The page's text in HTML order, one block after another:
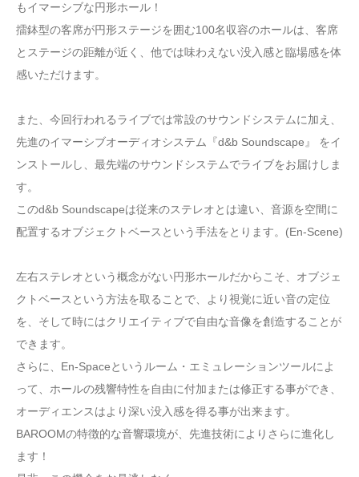
もイマーシブな円形ホール！
擂鉢型の客席が円形ステージを囲む100名収容のホールは、客席
とステージの距離が近く、他では味わえない没入感と臨場感を体
感いただけます。
また、今回行われるライブでは常設のサウンドシステムに加え、
先進のイマーシブオーディオシステム『d&b Soundscape』 をイ
ンストールし、最先端のサウンドシステムでライブをお届けしま
す。
このd&b Soundscapeは従来のステレオとは違い、音源を空間に
配置するオブジェクトベースという手法をとります。(En-Scene)
左右ステレオという概念がない円形ホールだからこそ、オブジェ
クトベースという方法を取ることで、より視覚に近い音の定位
を、そして時にはクリエイティブで自由な音像を創造することが
できます。
さらに、En-Spaceというルーム・エミュレーションツールによ
って、ホールの残響特性を自由に付加または修正する事ができ、
オーディエンスはより深い没入感を得る事が出来ます。
BAROOMの特徴的な音響環境が、先進技術によりさらに進化し
ます！